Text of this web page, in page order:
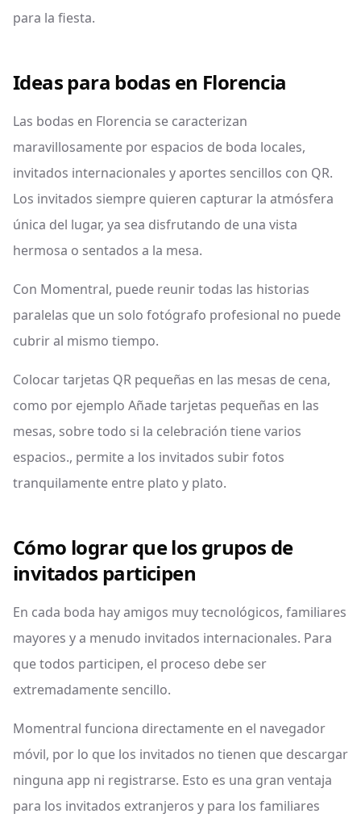
para la fiesta.
Ideas para bodas en Florencia
Las bodas en Florencia se caracterizan
maravillosamente por espacios de boda locales,
invitados internacionales y aportes sencillos con QR.
Los invitados siempre quieren capturar la atmósfera
única del lugar, ya sea disfrutando de una vista
hermosa o sentados a la mesa.
Con Momentral, puede reunir todas las historias
paralelas que un solo fotógrafo profesional no puede
cubrir al mismo tiempo.
Colocar tarjetas QR pequeñas en las mesas de cena,
como por ejemplo Añade tarjetas pequeñas en las
mesas, sobre todo si la celebración tiene varios
espacios., permite a los invitados subir fotos
tranquilamente entre plato y plato.
Cómo lograr que los grupos de
invitados participen
En cada boda hay amigos muy tecnológicos, familiares
mayores y a menudo invitados internacionales. Para
que todos participen, el proceso debe ser
extremadamente sencillo.
Momentral funciona directamente en el navegador
móvil, por lo que los invitados no tienen que descargar
ninguna app ni registrarse. Esto es una gran ventaja
para los invitados extranjeros y para los familiares